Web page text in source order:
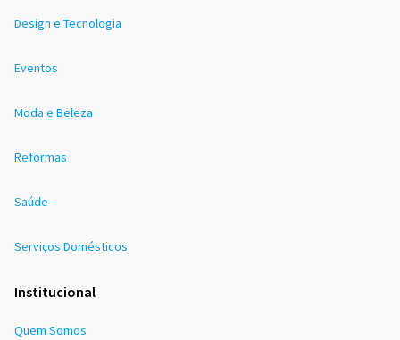
Design e Tecnologia
Eventos
Moda e Beleza
Reformas
Saúde
Serviços Domésticos
Institucional
Quem Somos